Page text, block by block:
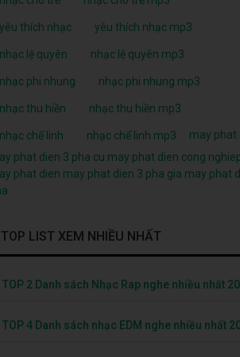
yêu thích nhạc yêu thích nhạc mp3
nhạc lệ quyên nhạc lệ quyên mp3
nhạc phi nhung nhạc phi nhung mp3
nhạc thu hiền nhạc thu hiền mp3
nhạc chế linh nhạc chế linh mp3
may phat
phat dien 3 pha cu may phat dien cong
phat dien may phat dien 3 pha gia may phat
TOP LIST XEM NHIỀU NHẤT
TOP 2 Danh sách Nhạc Rap nghe nhiều nhất
TOP 4 Danh sách nhạc EDM nghe nhiều nhất